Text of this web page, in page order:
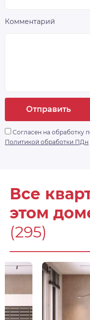
Комментарий
Отправить
Согласен на обработку
Политикой обработки ПДн
Все
этом
(295)